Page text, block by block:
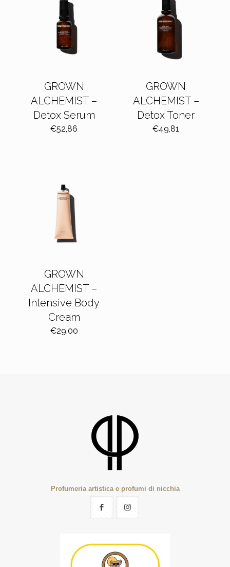
GROWN
ALCHEMIST –
Detox Serum
€52,86
GROWN
ALCHEMIST –
Detox Toner
€49,81
GROWN
ALCHEMIST –
Intensive Body
Cream
€29,00
Profumeria artistica e profumi di nicchia